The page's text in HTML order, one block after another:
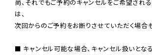
尚、それでもご予約のキャンセルをご希望され
は、
次回からのご予約をお断りさせていただく場合も
■ キャンセル可能な場合、キャンセル扱いとな